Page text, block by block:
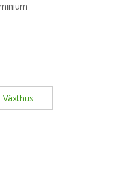
Växthus